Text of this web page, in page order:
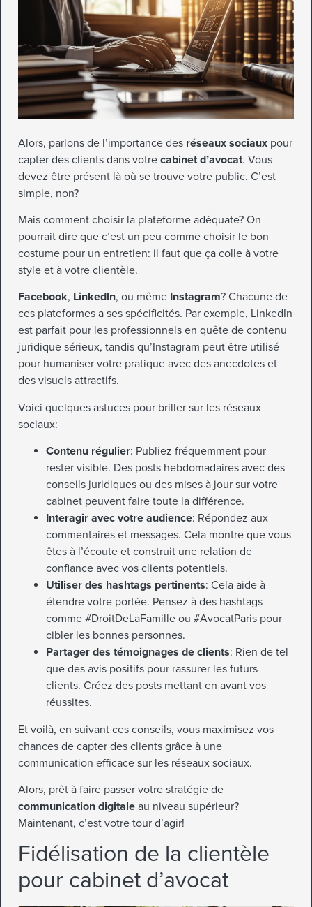
Alors, parlons de l’importance des réseaux sociaux pour
capter des clients dans votre cabinet d’avocat. Vous
devez être présent là où se trouve votre public. C’est
simple, non?
Mais comment choisir la plateforme adéquate? On
pourrait dire que c’est un peu comme choisir le bon
costume pour un entretien: il faut que ça colle à votre
style et à votre clientèle.
Facebook, LinkedIn, ou même Instagram? Chacune de
ces plateformes a ses spécificités. Par exemple, LinkedIn
est parfait pour les professionnels en quête de contenu
juridique sérieux, tandis qu’Instagram peut être utilisé
pour humaniser votre pratique avec des anecdotes et
des visuels attractifs.
Voici quelques astuces pour briller sur les réseaux
sociaux:
Contenu régulier: Publiez fréquemment pour
rester visible. Des posts hebdomadaires avec des
conseils juridiques ou des mises à jour sur votre
cabinet peuvent faire toute la différence.
Interagir avec votre audience: Répondez aux
commentaires et messages. Cela montre que vous
êtes à l’écoute et construit une relation de
confiance avec vos clients potentiels.
Utiliser des hashtags pertinents: Cela aide à
étendre votre portée. Pensez à des hashtags
comme #DroitDeLaFamille ou #AvocatParis pour
cibler les bonnes personnes.
Partager des témoignages de clients: Rien de tel
que des avis positifs pour rassurer les futurs
clients. Créez des posts mettant en avant vos
réussites.
Et voilà, en suivant ces conseils, vous maximisez vos
chances de capter des clients grâce à une
communication efficace sur les réseaux sociaux.
Alors, prêt à faire passer votre stratégie de
communication digitale au niveau supérieur?
Maintenant, c’est votre tour d’agir!
Fidélisation de la clientèle
pour cabinet d’avocat